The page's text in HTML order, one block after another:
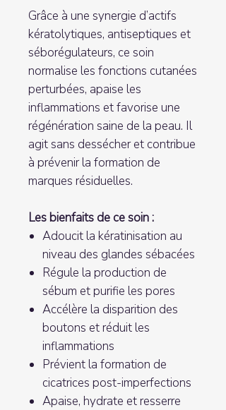
Grâce à une synergie d’actifs
kératolytiques, antiseptiques et
séborégulateurs, ce soin
normalise les fonctions cutanées
perturbées, apaise les
inflammations et favorise une
régénération saine de la peau. Il
agit sans dessécher et contribue
à prévenir la formation de
marques résiduelles.
Les bienfaits de ce soin :
Adoucit la kératinisation au
niveau des glandes sébacées
Régule la production de
sébum et purifie les pores
Accélère la disparition des
boutons et réduit les
inflammations
Prévient la formation de
cicatrices post-imperfections
Apaise, hydrate et resserre